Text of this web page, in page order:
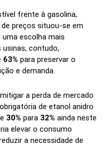
frente à gasolina,
preços situou-se em
escolha mais
usinas, contudo,
63% para preservar o
e demanda.
a perda de mercado
de etanol anidro
30% para 32% ainda neste
elevar o consumo
a necessidade de